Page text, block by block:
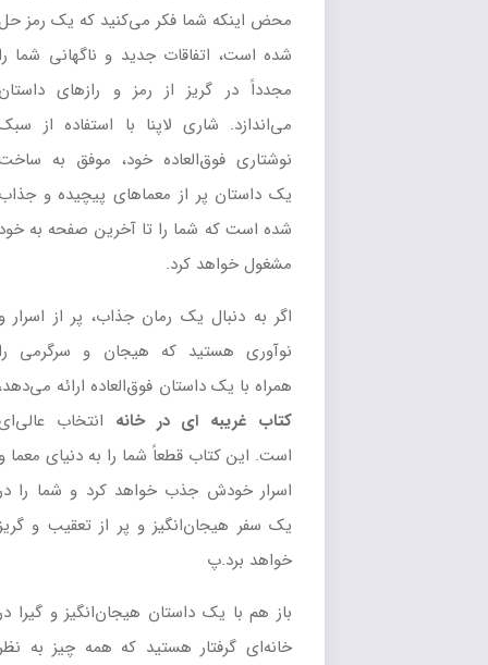
محض اینکه شما فکر می‌کنید که یک رمز حل
شده است، اتفاقات جدید و ناگهانی شما را
مجدداً در گریز از رمز و رازهای داستان
می‌اندازد. شاری لاپنا با استفاده از سبک
نوشتاری فوق‌العاده خود، موفق به ساخت
یک داستان پر از معماهای پیچیده و جذاب
شده است که شما را تا آخرین صفحه به خود
مشغول خواهد کرد.
اگر به دنبال یک رمان جذاب، پر از اسرار و
نوآوری هستید که هیجان و سرگرمی را
همراه با یک داستان فوق‌العاده ارائه می‌دهد،
کتاب غریبه ای در خانهانتخاب عالی‌ای
است. این کتاب قطعاً شما را به دنیای معما و
اسرار خودش جذب خواهد کرد و شما را در
یک سفر هیجان‌انگیز و پر از تعقیب و گریز
خواهد برد.پ
باز هم با یک داستان هیجان‌انگیز و گیرا در
خانه‌ای گرفتار هستید که همه چیز به نظر